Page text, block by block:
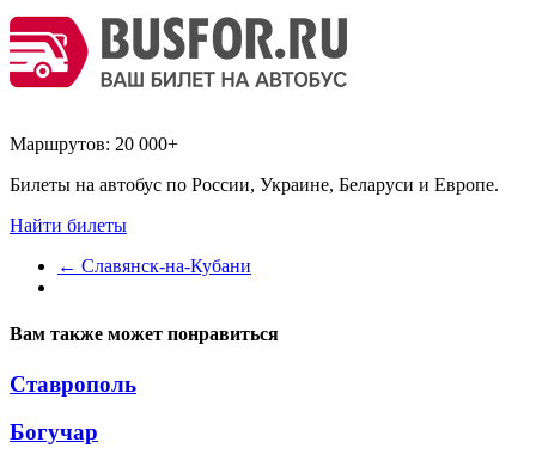
Маршрутов: 20 000+
Билеты на автобус по России, Украине, Беларуси и Европе.
Найти билеты
← Славянск-на-Кубани
Вам также может понравиться
Ставрополь
Богучар